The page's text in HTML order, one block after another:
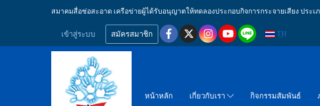
สมาคมสื่อช่อสะอาด เครือข่ายผู้ได้รับอนุญาตให้ทดลองประกอบกิจการกระจายเสียง ปร
เข้าสู่ระบบ สมัครสมาชิก TH
หน้าหลัก เกี่ยวกับเรา กิจกรรมสัมพันธ์